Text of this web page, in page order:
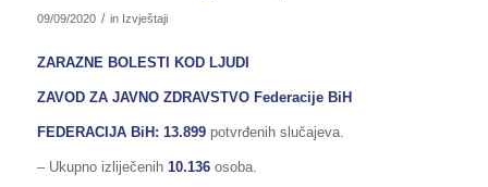
09/09/2020 / in Izvještaji
ZARAZNE BOLESTI KOD LJUDI
ZAVOD ZA JAVNO ZDRAVSTVO Federacije BiH
FEDERACIJA BiH : 13.899 potvrđenih slučajeva.
– Ukupno izliječenih 10.136 osoba.